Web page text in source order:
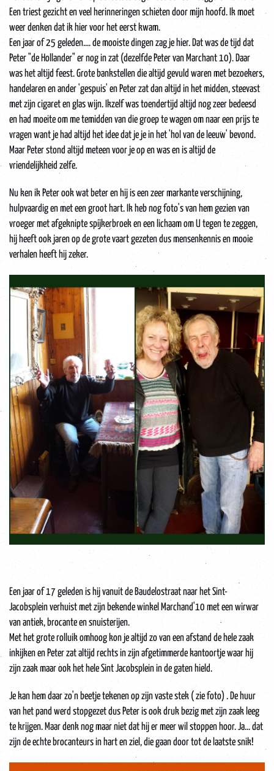
Een triest gezicht en veel herinneringen schieten door mijn hoofd. Ik moet
weer denken dat ik hier voor het eerst kwam.
Een jaar of 25 geleden.... de mooiste dingen zag je hier. Dat was de tijd dat
Peter "de Hollander" er nog in zat (dezelfde Peter van Marchant 10). Daar
was het altijd feest. Grote bankstellen die altijd gevuld waren met bezoekers,
handelaren en ander 'gespuis' en Peter zat dan altijd in het midden, steevast
met zijn cigaret en glas wijn. Ikzelf was toendertijd altijd nog zeer bedeesd
en had moeite om me temidden van die groep te wagen om naar een prijs te
vragen want je had altijd het idee dat je je in het 'hol van de leeuw' bevond.
Maar Peter stond altijd meteen voor je op en was en is altijd de
vriendelijkheid zelfe.
Nu ken ik Peter ook wat beter en hij is een zeer markante verschijning,
hulpvaardig en met een groot hart. Ik heb nog foto's van hem gezien van
vroeger met afgeknipte spijkerbroek en een lichaam om U tegen te zeggen,
hij heeft ook jaren op de grote vaart gezeten dus mensenkennis en mooie
verhalen heeft hij zeker.
Een jaar of 17 geleden is hij vanuit de Baudelostraat naar het Sint-
Jacobsplein verhuist met zijn bekende winkel Marchand'10 met een wirwar
van antiek, brocante en snuisterijen.
Met het grote rolluik omhoog kon je altijd zo van een afstand de hele zaak
inkijken en Peter zat altijd rechts in zijn afgetimmerde kantoortje waar hij
zijn zaak maar ook het hele Sint Jacobsplein in de gaten hield.
Je kan hem daar zo'n beetje tekenen op zijn vaste stek ( zie foto) . De huur
van het pand werd stopgezet dus Peter is ook druk bezig met zijn zaak leeg
te krijgen. Maar denk nog maar niet dat hij er meer wil stoppen hoor. Ja... dat
zijn de echte brocanteurs in hart en ziel, die gaan door tot de laatste snik!